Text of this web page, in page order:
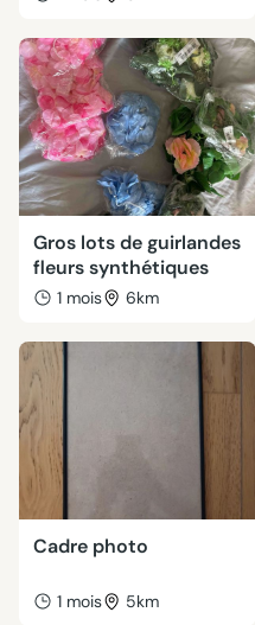
Gros lots de guirlandes
fleurs synthétiques
1 mois 6km
Cadre photo
1 mois 5km